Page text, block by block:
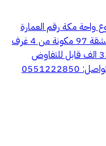
واحة مكة رقم العمارة
235 شقة رقم 14 في الدور الثالث مساحة الشقة 97 مكونة من 4 غرف
وصالة ومطبخ وثلاث دورات مياه السعر: 330 الف قابل للتفاوض